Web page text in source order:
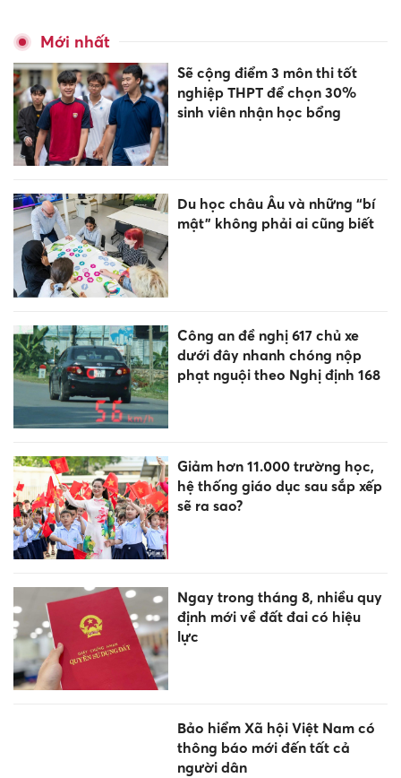
Mới nhất
Sẽ cộng điểm 3 môn thi tốt
nghiệp THPT để chọn 30%
sinh viên nhận học bổng
Du học châu Âu và những “bí
mật” không phải ai cũng biết
Công an đề nghị 617 chủ xe
dưới đây nhanh chóng nộp
phạt nguội theo Nghị định 168
Giảm hơn 11.000 trường học,
hệ thống giáo dục sau sắp xếp
sẽ ra sao?
Ngay trong tháng 8, nhiều quy
định mới về đất đai có hiệu
lực
Bảo hiểm Xã hội Việt Nam có
thông báo mới đến tất cả
người dân